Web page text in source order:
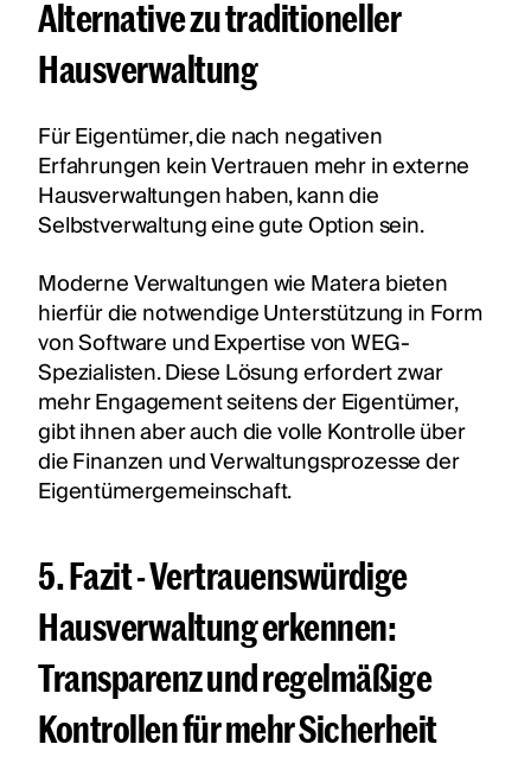
Alternative zu traditioneller
Hausverwaltung
Für Eigentümer, die nach negativen
Erfahrungen kein Vertrauen mehr in externe
Hausverwaltungen haben, kann die
Selbstverwaltung eine gute Option sein.
Moderne Verwaltungen wie Matera bieten
hierfür die notwendige Unterstützung in Form
von Software und Expertise von WEG-
Spezialisten. Diese Lösung erfordert zwar
mehr Engagement seitens der Eigentümer,
gibt ihnen aber auch die volle Kontrolle über
die Finanzen und Verwaltungsprozesse der
Eigentümergemeinschaft.
5. Fazit - Vertrauenswürdige
Hausverwaltung erkennen:
Transparenz und regelmäßige
Kontrollen für mehr Sicherheit